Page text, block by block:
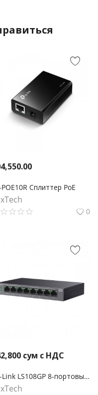
POE10R Сплиттер PoE
0
сум с НДС
TP-Link LS108GP 8-портовый гигабитный настольный коммутатор с 8 портами PoE+